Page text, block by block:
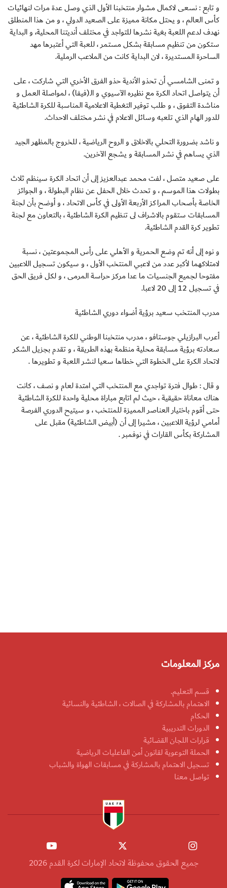
و تابع : نسعى لاكمال مشوار منتخبنا الأول الذي وصل عدة مرات لنهائيات
كأس العالم ، و يحتل مكانة مميزة على الصعيد الدولي ، و من هذا المنطلق
نهدف لدعم اللعبة بغية نشرها للتواجد في مختلف أنديتنا المحلية، و البداية
ستكون من تنظيم مسابقة بشكل مستمر ، للعبة التي أعتبرها مهد
الساحرة المستديرة ، لان البداية كانت من الملاعب الرملية.
و تمنى الشامسي أن تحذو الأندية حذو الفرق الأخري التي شاركت ، على
أن يتواصل اتحاد الكرة مع نظيره الآسيوي و الـ(فيفا) ، لمواصلة العمل و
مناشدة التفوق ، و طلب توفير التغطية الاعلامية المناسبة للكرة الشاطئية
للدور الهام الذي تلعبه وسائل الاعلام في نشر مختلف الاحداث.
و ناشد بضرورة التحلي بالاخلاق و الروح الرياضية ، للخروج بالمظهر الجيد
الذي يساهم في نشر المسابقة و يشجع الآخرين.
على صعيد متصل ، لفت محمد عبدالعزيز إلى أن اتحاد الكرة سينظم ثلاث
بطولات هذا الموسم ، و تحدث خلال الحفل عن نظام البطولة ، و الجوائز
الخاصة بأصحاب المراكز الأربعة الأولى في كأس الاتحاد ، و أوضح بأن لجنة
المسابقات ستقوم بالاشراف لى تنظيم الكرة الشاطئية ، بالتعاون مع لجنة
تطوير كرة القدم الشاطئية.
و نوه إلى أنه تم وضع الحمرية و الأهلي على رأس المجموعتين ، نسبة
لامتلاكهما لأكبر عدد من لاعبي المنتخب الأول ، و سيكون تسجيل اللاعبين
مفتوحا لجميع الجنسيات ما عدا مركز حراسة المرمى ، و لكل فريق الحق
في تسجيل 12 إلى 20 لاعبا.
مدرب المنتخب سعيد برؤية أضواء دوري الشاطئية
أعرب البرازيلي جوستافو ، مدرب منتخبنا الوطني للكرة الشاطئية ، عن
سعادته برؤية مسابقة محلية منظمة بهذه الطريقة ، و تقدم بجزيل الشكر
لاتحاد الكرة على الخطوة التي خطاها سعيا لنشر اللعبة و تطويرها .
و قال : طوال فترة تواجدي مع المنتخب التي امتدة لعام و نصف ، كانت
هناك معاناة حقيقية ، حيث لم اتابع مباراة محلية واحدة للكرة الشاطئية
حتى أقوم باختيار العناصر المميزة للمنتخب ، و سيتيح الدوري الفرصة
أمامي لرؤية اللاعبين ، مشيرا إلى أن (أبيض الشاطئية) مقبل على
المشاركة بكأس القارات في نوفمبر .
مركز المعلومات
قسم التعليم.
الاهتمام بالمشاركة في الصالات ، الشاطئية والنسائية
الحكام
الدورات التدريبية
قرارات اللجان القضائية
الحملة التوعوية لقانون أمن الفاعليات الرياضية
تسجيل الاهتمام بالمشاركة في مسابقات الهواة والشباب
تواصل معنا
جميع الحقوق محفوظة لاتحاد الإمارات لكرة القدم 2026